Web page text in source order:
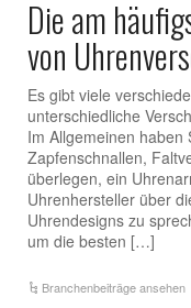
Die am
von
Es gibt viele
unterschiedliche
Im Allgemeinen haben
Zapfenschnallen,
überlegen, ein
Uhrenhersteller über
Uhrendesigns zu
um die besten […]
Branchenbeiträge ansehen